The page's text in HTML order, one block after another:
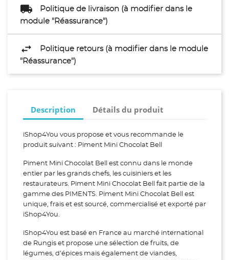
Politique de livraison (à modifier dans le
module "Réassurance")
Politique retours (à modifier dans le module
"Réassurance")
Description Détails du produit
iShop4You vous propose et vous recommande le
produit suivant : Piment Mini Chocolat Bell
Piment Mini Chocolat Bell est connu dans le monde
entier par les grands chefs, les cuisiniers et les
restaurateurs. Piment Mini Chocolat Bell fait partie de la
gamme des PIMENTS. Piment Mini Chocolat Bell est
unique, frais et est sourcé, commercialisé et exporté par
iShop4You.
iShop4You est basé en France au marché international
de Rungis et propose une sélection de fruits, de
légumes, d’épices mais également de viandes,